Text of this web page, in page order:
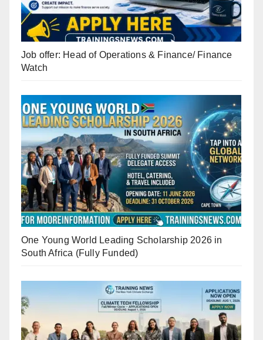
Job offer: Head of Operations & Finance/ Finance
Watch
One Young World Leading Scholarship 2026 in
South Africa (Fully Funded)